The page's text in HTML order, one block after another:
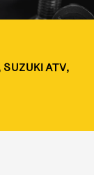
SUZUKI ATV,